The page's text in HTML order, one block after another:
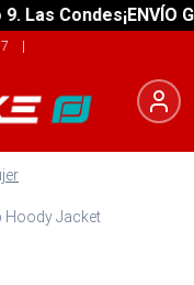
Condes¡ENVÍO
|
Hoody Jacket